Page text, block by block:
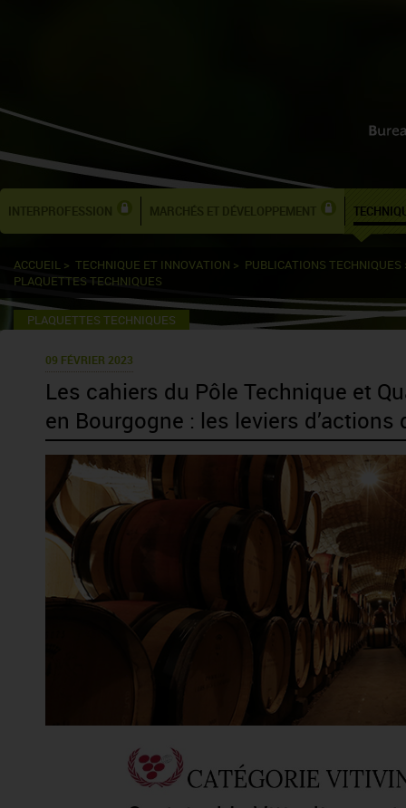
INTERPROFESSION MARCHÉS ET DÉVELOPPEMENT
ACCUEIL > TECHNIQUE ET INNOVATION > PUBLICATIONS TECHNIQUES
PLAQUETTES TECHNIQUES
PLAQUETTES TECHNIQUES
09 FÉVRIER 2023
Les cahiers du Pôle Technique et
en Bourgogne : les leviers